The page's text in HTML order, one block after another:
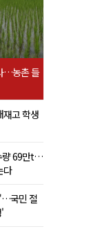
…농촌 들
재고 학생
량 69만t…
다
국민 절
'